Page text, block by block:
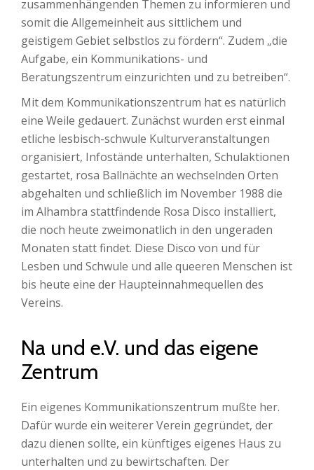
zusammenhängenden Themen zu informieren und
somit die Allgemeinheit aus sittlichem und
geistigem Gebiet selbstlos zu fördern“. Zudem „die
Aufgabe, ein Kommunikations- und
Beratungszentrum einzurichten und zu betreiben“.
Mit dem Kommunikationszentrum hat es natürlich
eine Weile gedauert. Zunächst wurden erst einmal
etliche lesbisch-schwule Kulturveranstaltungen
organisiert, Infostände unterhalten, Schulaktionen
gestartet, rosa Ballnächte an wechselnden Orten
abgehalten und schließlich im November 1988 die
im Alhambra stattfindende Rosa Disco installiert,
die noch heute zweimonatlich in den ungeraden
Monaten statt findet. Diese Disco von und für
Lesben und Schwule und alle queeren Menschen ist
bis heute eine der Haupteinnahmequellen des
Vereins.
Na und e.V. und das eigene
Zentrum
Ein eigenes Kommunikationszentrum mußte her.
Dafür wurde ein weiterer Verein gegründet, der
dazu dienen sollte, ein künftiges eigenes Haus zu
unterhalten und zu bewirtschaften. Der